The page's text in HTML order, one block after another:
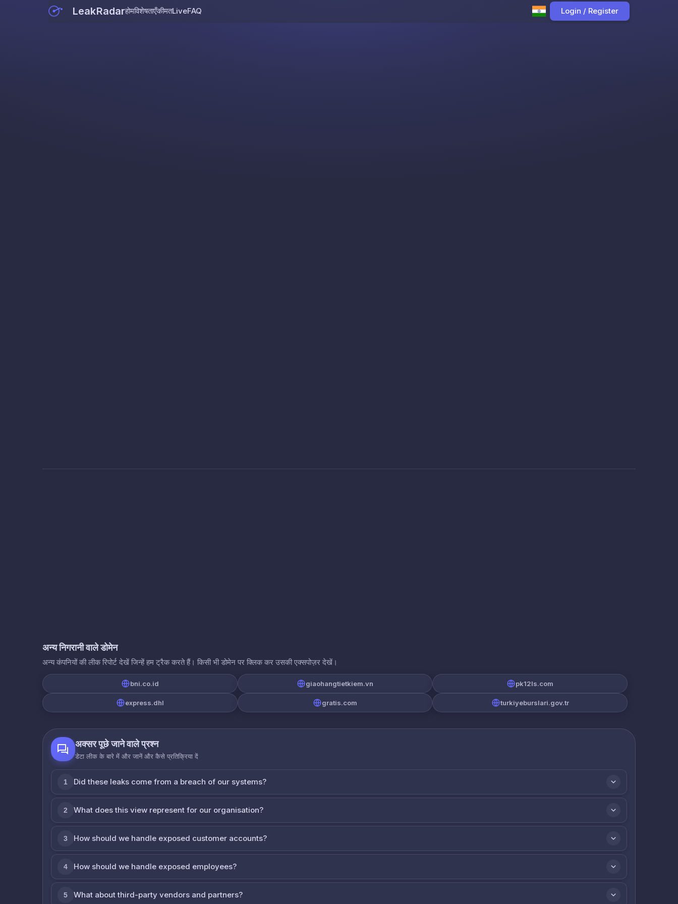
LeakRadarहोमविशेषताएँकीमतLiveFAQ Login / Register
अन्य निगरानी वाले डोमेन
अन्य कंपनियों की लीक रिपोर्ट देखें जिन्हें हम ट्रैक करते हैं। किसी भी डोमेन पर क्लिक कर उसकी एक्सपोज़र देखें।
bni.co.id giaohangtietkiem.vn pk12ls.com
express.dhl gratis.com turkiyeburslari.gov.tr
अक्सर पूछे जाने वाले प्रश्न
डेटा लीक के बारे में और जानें और कैसे प्रतिक्रिया दें
1 Did these leaks come from a breach of our systems?
2 What does this view represent for our organisation?
3 How should we handle exposed customer accounts?
4 How should we handle exposed employees?
5 What about third-party vendors and partners?